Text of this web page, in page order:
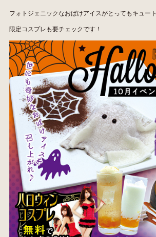
フォトジェニックなおばけアイスがとってもキュー
限定コスプレも要チェックです！